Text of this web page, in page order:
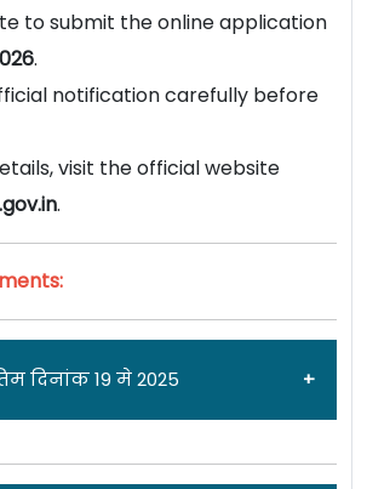
to submit the online application
.
notification carefully before
visit the official website
.
दिनांक 19 मे 2025